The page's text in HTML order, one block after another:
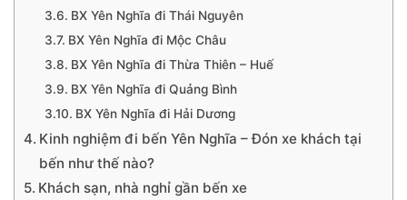
BX Yên Nghĩa đi Thái Nguyên
BX Yên Nghĩa đi Mộc Châu
BX Yên Nghĩa đi Thừa Thiên – Huế
BX Yên Nghĩa đi Quảng Bình
BX Yên Nghĩa đi Hải Dương
Kinh nghiệm đi bến Yên Nghĩa – Đón xe khách tại
bến như thế nào?
Khách sạn, nhà nghỉ gần bến xe